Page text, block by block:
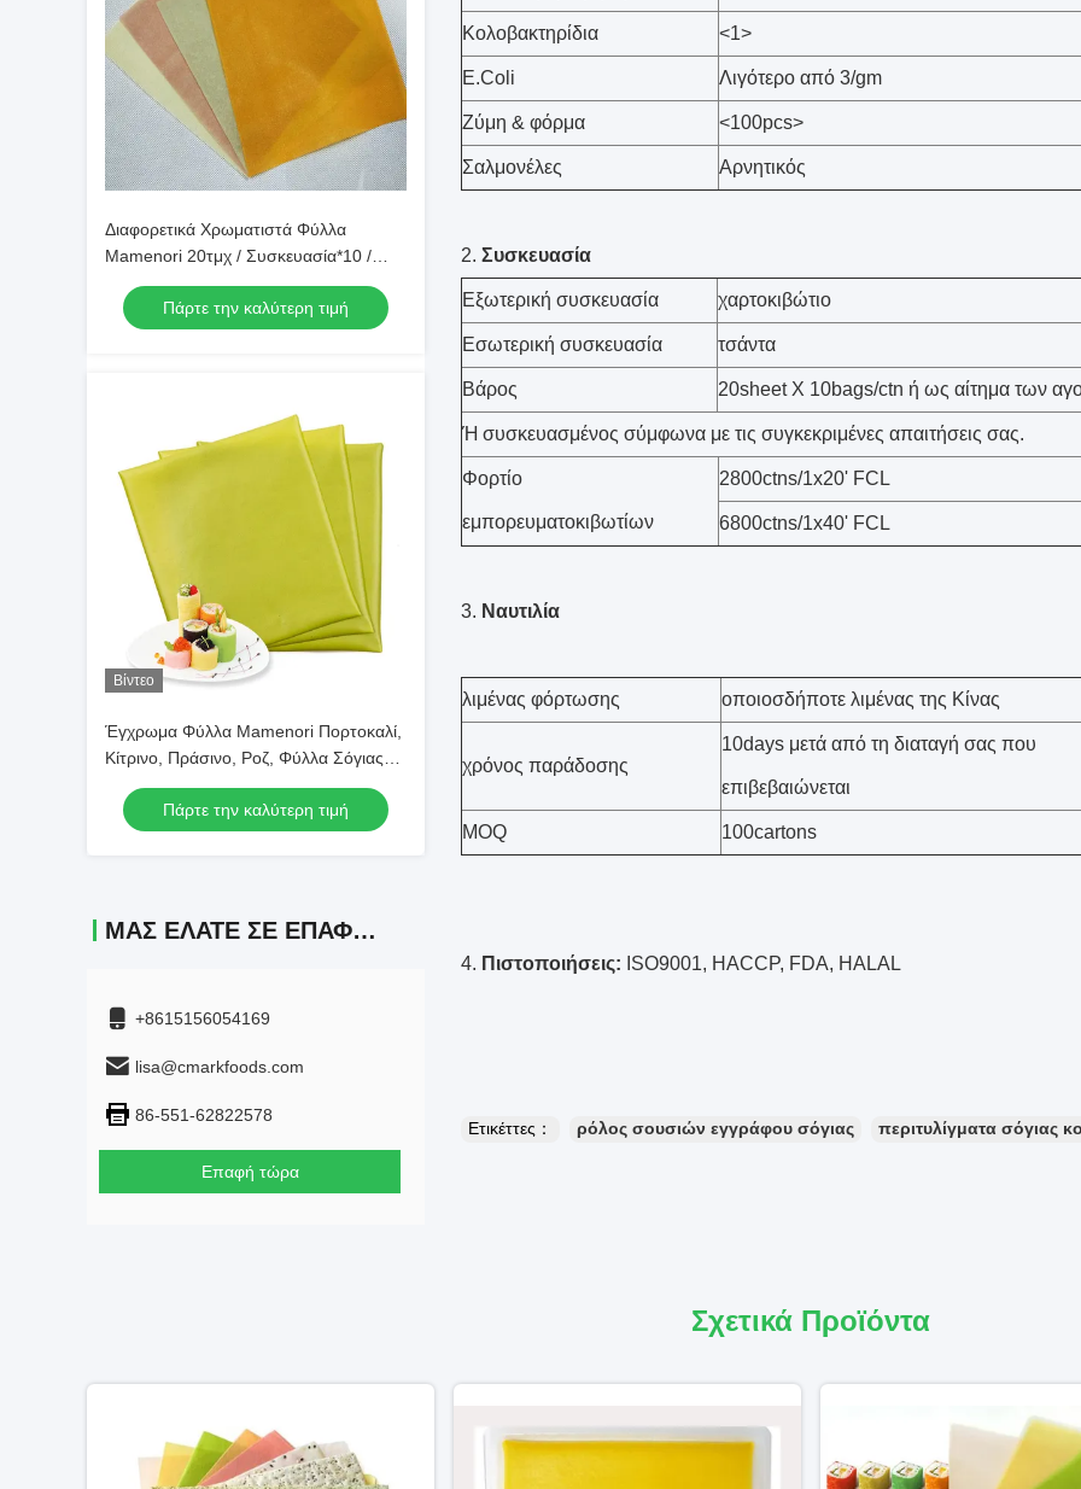
Διαφορετικά Χρωματιστά Φύλλα
Mamenori 20τμχ / Συσκευασία*10 /
Κιβώτιο Για την Παρασκευή
Πολύχρωμων Ρολλών Σούσι
Πάρτε την καλύτερη τιμή
Βίντεο
Έγχρωμα Φύλλα Mamenori Πορτοκαλί,
Κίτρινο, Πράσινο, Ροζ, Φύλλα Σόγιας
Crep Για Τύλιγμα Σούσι
Πάρτε την καλύτερη τιμή
ΜΑΣ ΕΛΆΤΕ ΣΕ ΕΠΑΦΉ ΜΕ
+8615156054169
lisa@cmarkfoods.com
86-551-62822578
Επαφή τώρα
Κολοβακτηρίδια <1>
E.Coli Λιγότερο από 3/gm
Ζύμη & φόρμα <100pcs>
Σαλμονέλες Αρνητικός
2. Συσκευασία
Εξωτερική συσκευασία χαρτοκιβώτιο
Εσωτερική συσκευασία τσάντα
Βάρος 20sheet Χ 10bags/ctn ή ως αίτημα των
Ή συσκευασμένος σύμφωνα με τις συγκεκριμένες απαιτήσεις σας.
Φορτίο
εμπορευματοκιβωτίων
2800ctns/1x20' FCL
6800ctns/1x40' FCL
3. Ναυτιλία
λιμένας φόρτωσης οποιοσδήποτε λιμένας της Κίνας
χρόνος παράδοσης
10days μετά από τη διαταγή σας που
επιβεβαιώνεται
MOQ 100cartons
4. Πιστοποιήσεις: ISO9001, HACCP, FDA, HALAL
Ετικέττες： ρόλος σουσιών εγγράφου σόγιας περιτυλίγματα σόγιας
Σχετικά Προϊόντα